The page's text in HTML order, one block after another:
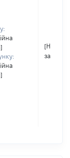
[Не